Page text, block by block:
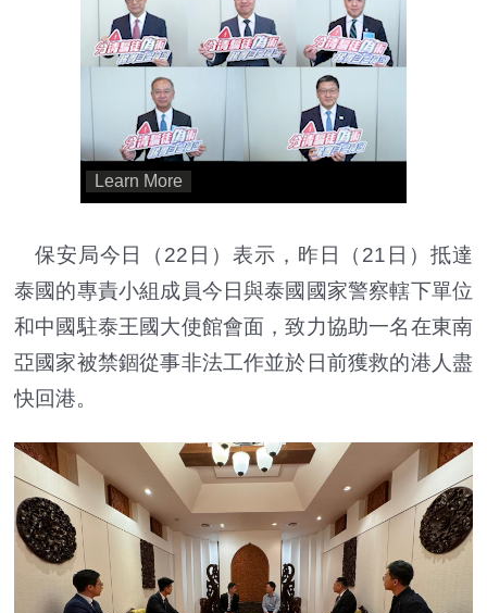
保安局今日（22日）表示，昨日（21日）抵達
泰國的專責小組成員今日與泰國國家警察轄下單位
和中國駐泰王國大使館會面，致力協助一名在東南
亞國家被禁錮從事非法工作並於日前獲救的港人盡
快回港。